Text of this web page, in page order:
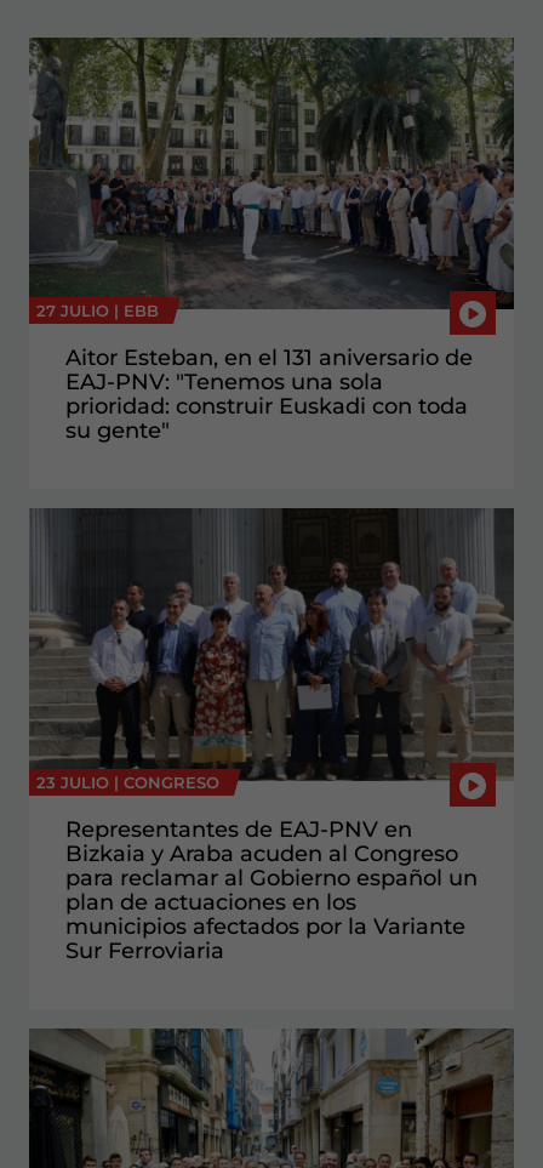
27 JULIO | EBB
Aitor Esteban, en el 131 aniversario de
EAJ-PNV: "Tenemos una sola
prioridad: construir Euskadi con toda
su gente"
23 JULIO | CONGRESO
Representantes de EAJ-PNV en
Bizkaia y Araba acuden al Congreso
para reclamar al Gobierno español un
plan de actuaciones en los
municipios afectados por la Variante
Sur Ferroviaria